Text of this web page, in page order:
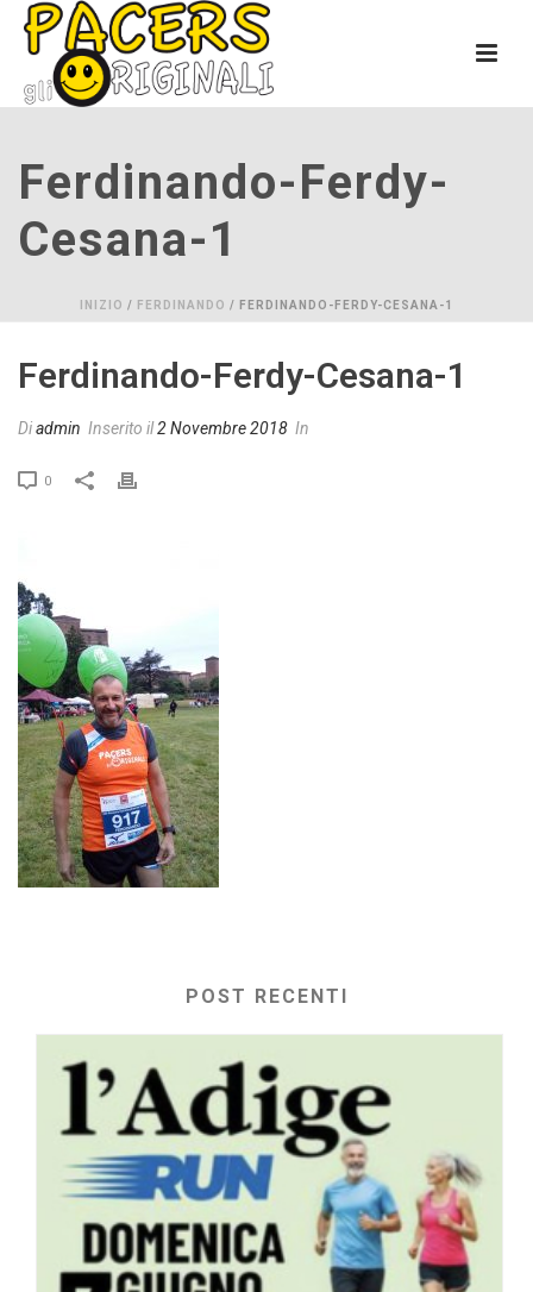
Ferdinando-Ferdy-
Cesana-1
INIZIO / FERDINANDO / FERDINANDO-FERDY-CESANA-1
Ferdinando-Ferdy-Cesana-1
Diadmin Inserito il2 Novembre 2018 In
0
POST RECENTI